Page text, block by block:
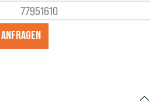
77951610
anfragеn